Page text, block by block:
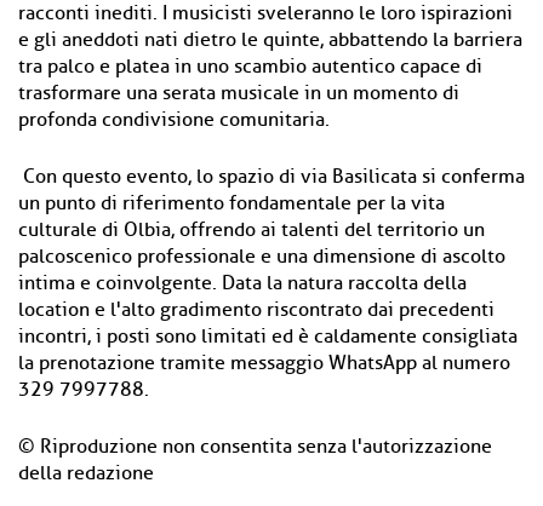
racconti inediti. I musicisti sveleranno le loro ispirazioni
e gli aneddoti nati dietro le quinte, abbattendo la barriera
tra palco e platea in uno scambio autentico capace di
trasformare una serata musicale in un momento di
profonda condivisione comunitaria.
Con questo evento, lo spazio di via Basilicata si conferma
un punto di riferimento fondamentale per la vita
culturale di Olbia, offrendo ai talenti del territorio un
palcoscenico professionale e una dimensione di ascolto
intima e coinvolgente. Data la natura raccolta della
location e l'alto gradimento riscontrato dai precedenti
incontri, i posti sono limitati ed è caldamente consigliata
la prenotazione tramite messaggio WhatsApp al numero
329 7997788.
© Riproduzione non consentita senza l'autorizzazione
della redazione